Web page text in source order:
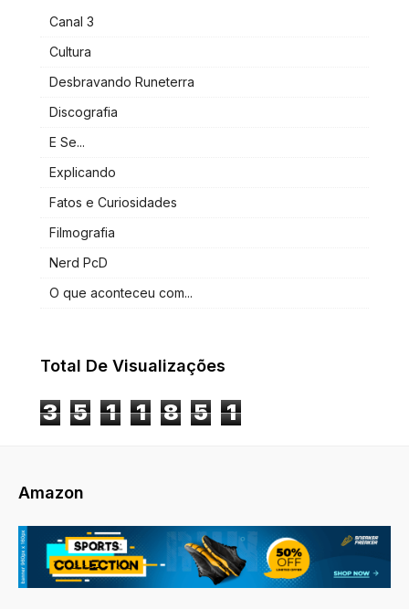
Canal 3
Cultura
Desbravando Runeterra
Discografia
E Se...
Explicando
Fatos e Curiosidades
Filmografia
Nerd PcD
O que aconteceu com...
Total De Visualizações
3 5 1 1 8 5 1
Amazon